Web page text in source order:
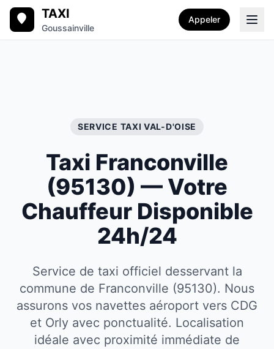
TAXI
Goussainville
Appeler
SERVICE TAXIVAL-D'OISE
Taxi Franconville
(95130) — Votre
Chauffeur Disponible
24h/24
Service de taxi officiel desservant la
commune de Franconville (95130). Nous
assurons vos navettes aéroport vers CDG
et Orly avec ponctualité. Localisation
idéale avec proximité immédiate de